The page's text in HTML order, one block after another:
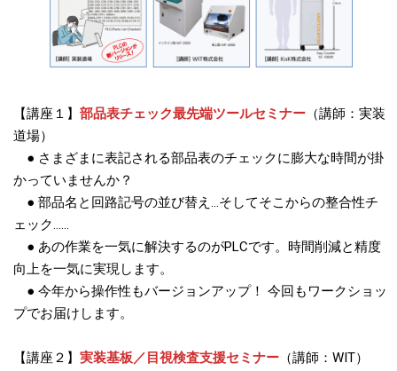
【講座１】 部品表チェック最先端ツールセミナー （講師：実装
道場）
● さまざまに表記される部品表のチェックに膨大な時間が掛
かっていませんか？
● 部品名と回路記号の並び替え…そしてそこからの整合性チ
ェック……
● あの作業を一気に解決するのがPLCです。時間削減と精度
向上を一気に実現します。
● 今年から操作性もバージョンアップ！ 今回もワークショッ
プでお届けします。
【講座２】 実装基板／目視検査支援セミナー （講師：WIT）